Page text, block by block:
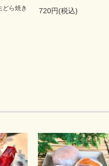
どら焼き 720円(税込)